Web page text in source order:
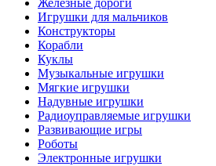
Железные дороги
Игрушки для мальчиков
Конструкторы
Корабли
Куклы
Музыкальные игрушки
Мягкие игрушки
Надувные игрушки
Радиоуправляемые игрушки
Развивающие игры
Роботы
Электронные игрушки